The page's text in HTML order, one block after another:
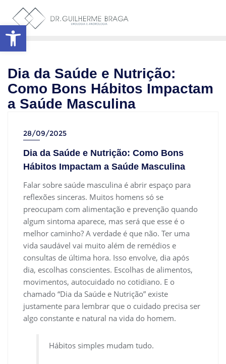
Dia da Saúde e Nutrição:
Como Bons Hábitos Impactam
a Saúde Masculina
28/09/2025
Dia da Saúde e Nutrição: Como Bons
Hábitos Impactam a Saúde Masculina
Falar sobre saúde masculina é abrir espaço para
reflexões sinceras. Muitos homens só se
preocupam com alimentação e prevenção quando
algum sintoma aparece, mas será que esse é o
melhor caminho? A verdade é que não. Ter uma
vida saudável vai muito além de remédios e
consultas de última hora. Isso envolve, dia após
dia, escolhas conscientes. Escolhas de alimentos,
movimentos, autocuidado no cotidiano. E o
chamado “Dia da Saúde e Nutrição” existe
justamente para lembrar que o cuidado precisa ser
algo constante e natural na vida do homem.
Hábitos simples mudam tudo.
Abrir a barra de ferramentas